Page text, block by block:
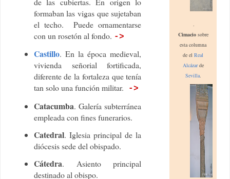
formaban las vigas que sujetaban
el techo. Puede ornamentarse
con un rosetón al fondo. ->
Castillo. En la época medieval,
vivienda señorial fortificada,
diferente de la fortaleza que tenía
tan solo una función militar.
->
Catacumba. Galería subterránea
empleada con fines funerarios.
Catedral. Iglesia principal de la
diócesis sede del obispado.
Cátedra. Asiento principal
destinado al obispo.
.
Cimacio sobre
esta columna
de el Real
Alcázarde
Sevilla.